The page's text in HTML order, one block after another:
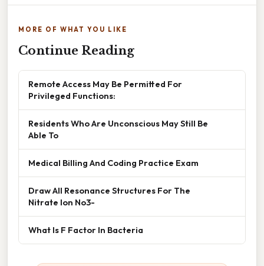
MORE OF WHAT YOU LIKE
Continue Reading
Remote Access May Be Permitted For
Privileged Functions:
Residents Who Are Unconscious May Still Be
Able To
Medical Billing And Coding Practice Exam
Draw All Resonance Structures For The
Nitrate Ion No3-
What Is F Factor In Bacteria